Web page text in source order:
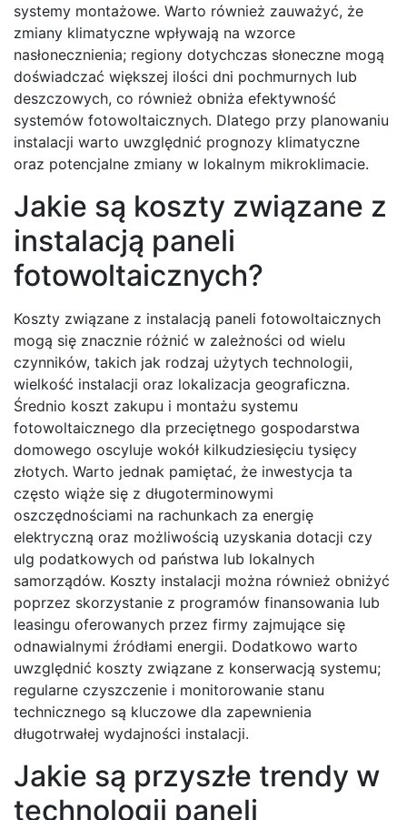
systemy montażowe. Warto również zauważyć, że
zmiany klimatyczne wpływają na wzorce
nasłonecznienia; regiony dotychczas słoneczne mogą
doświadczać większej ilości dni pochmurnych lub
deszczowych, co również obniża efektywność
systemów fotowoltaicznych. Dlatego przy planowaniu
instalacji warto uwzględnić prognozy klimatyczne
oraz potencjalne zmiany w lokalnym mikroklimacie.
Jakie są koszty związane z
instalacją paneli
fotowoltaicznych?
Koszty związane z instalacją paneli fotowoltaicznych
mogą się znacznie różnić w zależności od wielu
czynników, takich jak rodzaj użytych technologii,
wielkość instalacji oraz lokalizacja geograficzna.
Średnio koszt zakupu i montażu systemu
fotowoltaicznego dla przeciętnego gospodarstwa
domowego oscyluje wokół kilkudziesięciu tysięcy
złotych. Warto jednak pamiętać, że inwestycja ta
często wiąże się z długoterminowymi
oszczędnościami na rachunkach za energię
elektryczną oraz możliwością uzyskania dotacji czy
ulg podatkowych od państwa lub lokalnych
samorządów. Koszty instalacji można również obniżyć
poprzez skorzystanie z programów finansowania lub
leasingu oferowanych przez firmy zajmujące się
odnawialnymi źródłami energii. Dodatkowo warto
uwzględnić koszty związane z konserwacją systemu;
regularne czyszczenie i monitorowanie stanu
technicznego są kluczowe dla zapewnienia
długotrwałej wydajności instalacji.
Jakie są przyszłe trendy w
technologii paneli